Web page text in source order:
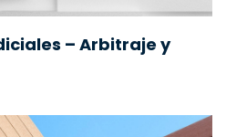
– Arbitraje y